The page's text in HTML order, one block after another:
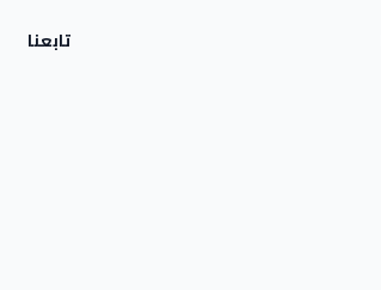
تابعنا